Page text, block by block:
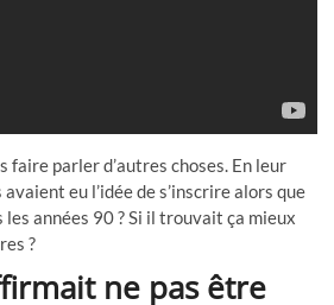
faire parler d’autres choses. En leur
eu l’idée de s’inscrire alors que
années 90 ? Si il trouvait ça mieux
?
ne pas être